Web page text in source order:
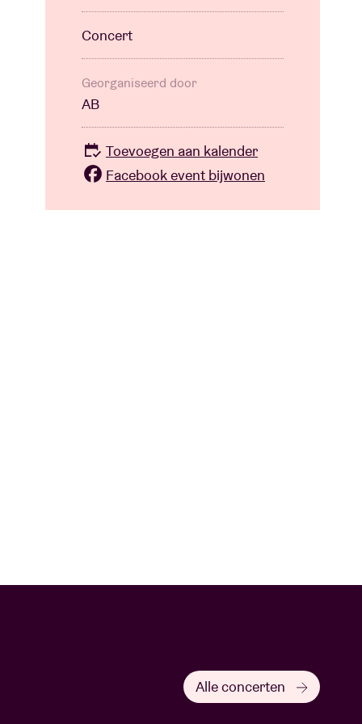
Concert
Georganiseerd door
AB
Toevoegen aan kalender
Facebook event bijwonen
Alle concerten